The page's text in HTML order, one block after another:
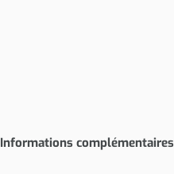
Informations complémentaires